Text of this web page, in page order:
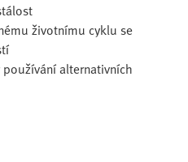
životnímu cyklu se
alternativních